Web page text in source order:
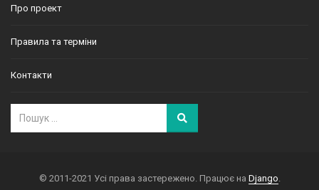
Про проект
Правила та терміни
Контакти
© 2011-2021 Усі права застережено. Працює на Django.